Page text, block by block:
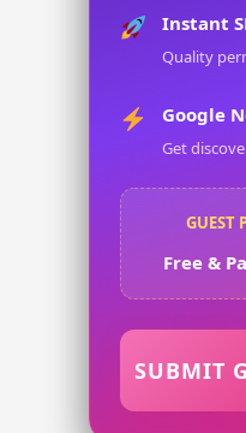
Instant
Quality
Google
Get
GUEST
Free &
SUBMIT